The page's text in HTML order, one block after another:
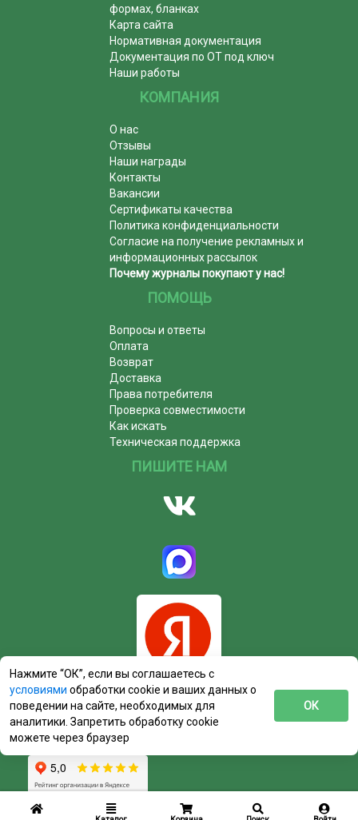
формах, бланках
Карта сайта
Нормативная документация
Документация по ОТ под ключ
Наши работы
КОМПАНИЯ
О нас
Отзывы
Наши награды
Контакты
Вакансии
Сертификаты качества
Политика конфиденциальности
Согласие на получение рекламных и
информационных рассылок
Почему журналы покупают у нас!
ПОМОЩЬ
Вопросы и ответы
Оплата
Возврат
Доставка
Права потребителя
Проверка совместимости
Как искать
Техническая поддержка
ПИШИТЕ НАМ
Нажмите “ОК”, если вы соглашаетесь с
условиями обработки cookie и ваших данных о
поведении на сайте, необходимых для
аналитики. Запретить обработку cookie
можете через браузер
ОК